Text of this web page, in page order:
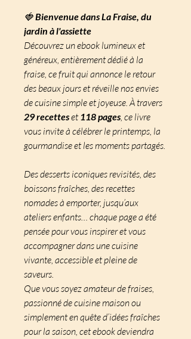
🍓Bienvenue dansLa Fraise, du
jardin à l'assiette
Découvrez un ebook lumineux et
généreux, entièrement dédié à la
fraise, ce fruit qui annonce le retour
des beaux jours et réveille nos envies
de cuisine simple et joyeuse. À travers
29 recetteset 118 pages, ce livre
vous invite à célébrer le printemps, la
gourmandise et les moments partagés.
Des desserts iconiques revisités, des
boissons fraîches, des recettes
nomades à emporter, jusqu’aux
ateliers enfants… chaque page a été
pensée pour vous inspirer et vous
accompagner dans une cuisine
vivante, accessible et pleine de
saveurs.
Que vous soyez amateur de fraises,
passionné de cuisine maison ou
simplement en quête d’idées fraîches
pour la saison, cet ebook deviendra